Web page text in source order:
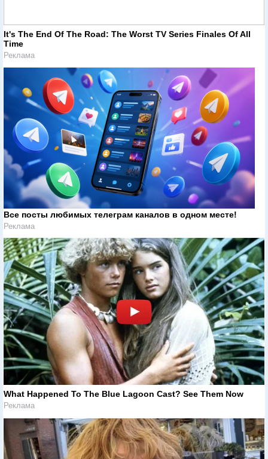
It's The End Of The Road: The Worst TV Series Finales Of All
Time
Реклама
Все посты любимых телеграм каналов в одном месте!
Реклама
What Happened To The Blue Lagoon Cast? See Them Now
Реклама